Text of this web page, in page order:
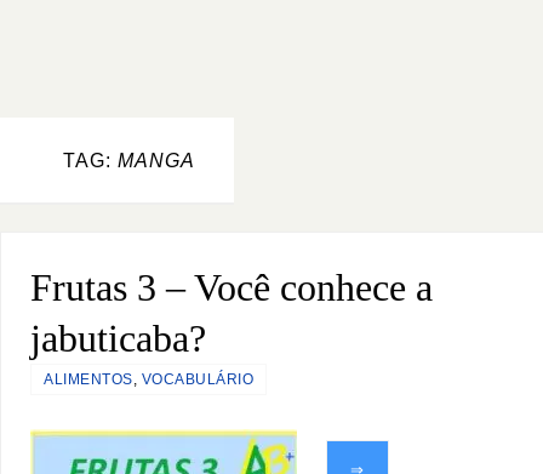
TAG: MANGA
Frutas 3 – Você conhece a
jabuticaba?
ALIMENTOS, VOCABULÁRIO
⇒